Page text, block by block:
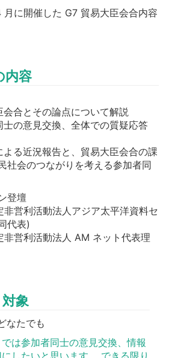
に開催した G7 貿易大臣会合内容
内容
合とその論点について解説
の意見交換、全体での質疑応答
る近況報告と、貿易大臣会合の課
社会のつながりを考える参加者同
登壇
非営利活動法人アジア太平洋資料セ
代表)
非営利活動法人 AM ネット代表理
象
なたでも
は参加者同士の意見交換、情報
したいと思います。 できる限り